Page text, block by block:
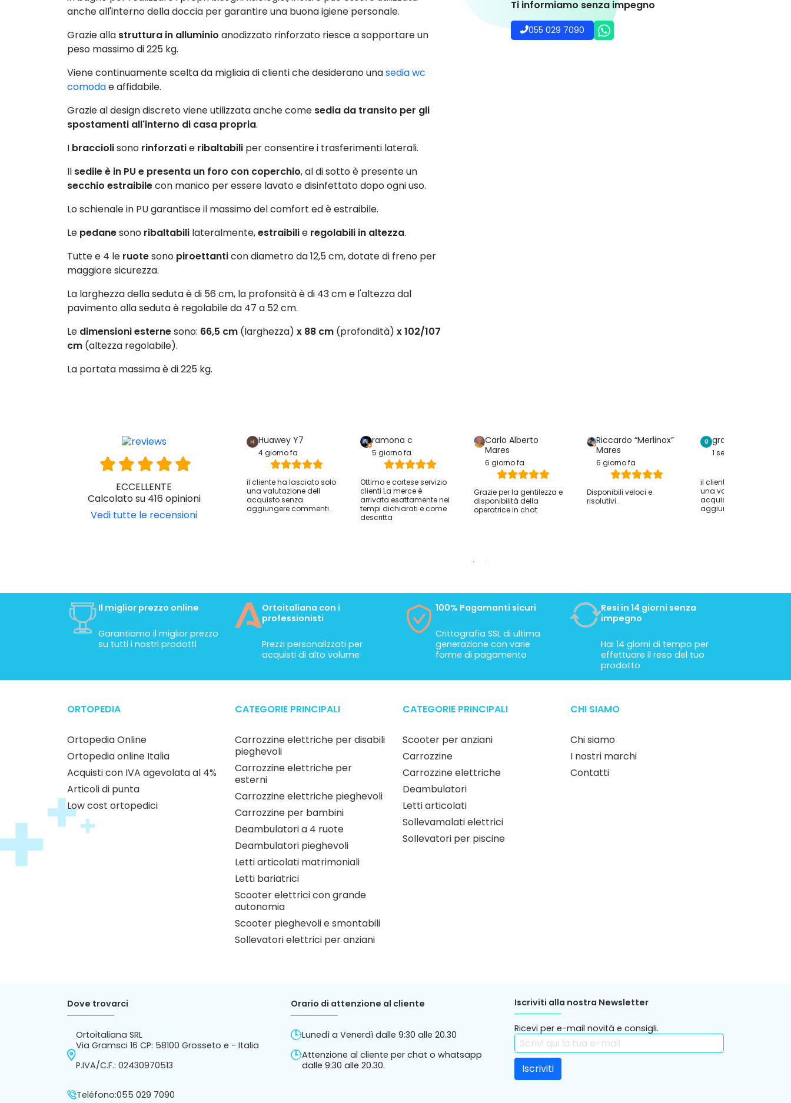
Ti informiamo senza impegno
055 029 7090
anche all'interno della doccia per garantire una buona igiene personale.
Grazie alla struttura in alluminio anodizzato rinforzato riesce a sopportare un
peso massimo di 225 kg.
Viene continuamente scelta da migliaia di clienti che desiderano unasedia wc
comodae affidabile.
Grazie al design discreto viene utilizzata anche come sedia da transito per gli
spostamenti all'interno di casa propria.
I bracciolisono rinforzatie ribaltabili per consentire i trasferimenti laterali.
Il sedile è in PU e presenta un foro con coperchio, al di sotto è presente un
secchio estraibilecon manico per essere lavato e disinfettato dopo ogni uso.
Lo schienale in PU garantisce il massimo del comfort ed è estraibile.
Le pedanesono ribaltabili lateralmente,estraibilie regolabili in altezza.
Tutte e 4 le ruotesono piroettanticon diametro da 12,5 cm, dotate di freno per
maggiore sicurezza.
La larghezza della seduta è di 56 cm, la profonsità è di 43 cm e l'altezza dal
pavimento alla seduta è regolabile da 47 a 52 cm.
Le dimensioni esternesono: 66,5 cm (larghezza) x 88 cm (profondità) x 102/107
cm (altezza regolabile).
La portata massima è di 225 kg.
ECCELLENTE
Calcolato su 416 opinioni
Vedi tutte le recensioni
Huawey Y7
4 giorno fa
il cliente ha lasciato solo
una valutazione dell
acquisto senza
aggiungere commenti.
ramona c
5 giorno fa
Ottimo e cortese servizio
clienti La merce è
arrivata esattamente nei
tempi dichiarati e come
descritta
Carlo Alberto
Mares
6 giorno fa
Grazie per la gentilezza e
disponibilità della
operatrice in chat
Riccardo “Merlinox”
Mares
6 giorno fa
Disponibili veloci e
risolutivi.
graziella serreri
1 settimana fa
il cliente ha lasciato solo
una valutazione dell
acquisto senza
aggiungere commenti.
Il miglior prezzo online
Garantiamo il miglior prezzo
su tutti i nostri prodotti
Ortoitaliana con i
professionisti
Prezzi personalizzati per
acquisti di alto volume
100% Pagamanti sicuri
Crittografia SSL di ultima
generazione con varie
forme di pagamento
Resi in 14 giorni senza
impegno
Hai 14 giorni di tempo per
effettuare il reso del tuo
prodotto
ORTOPEDIA
Ortopedia Online
Ortopedia online Italia
Acquisti con IVA agevolata al 4%
Articoli di punta
Low cost ortopedici
CATEGORIE PRINCIPALI
Carrozzine elettriche per disabili
pieghevoli
Carrozzine elettriche per
esterni
Carrozzine elettriche pieghevoli
Carrozzine per bambini
Deambulatori a 4 ruote
Deambulatori pieghevoli
Letti articolati matrimoniali
Letti bariatrici
Scooter elettrici con grande
autonomia
Scooter pieghevoli e smontabili
Sollevatori elettrici per anziani
CATEGORIE PRINCIPALI
Scooter per anziani
Carrozzine
Carrozzine elettriche
Deambulatori
Letti articolati
Sollevamalati elettrici
Sollevatori per piscine
CHI SIAMO
Chi siamo
I nostri marchi
Contatti
Dove trovarci
Ortoitaliana SRL
Via Gramsci 16 CP: 58100 Grosseto e - Italia
P.IVA/C.F.: 02430970513
Teléfono:055 029 7090
Orario di attenzione al cliente
Lunedì a Venerdì dalle 9:30 alle 20.30
Attenzione al cliente per chat o whatsapp
dalle 9:30 alle 20.30.
Iscriviti alla nostra Newsletter
Ricevi per e-mail novitá e consigli.